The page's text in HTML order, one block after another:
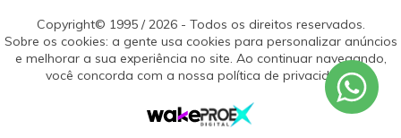
Copyright© 1995 / 2026 - Todos os direitos reservados.
Sobre os cookies: a gente usa cookies para personalizar anúncios
e melhorar a sua experiência no site. Ao continuar navegando,
você concorda com a nossa política de privacidade.